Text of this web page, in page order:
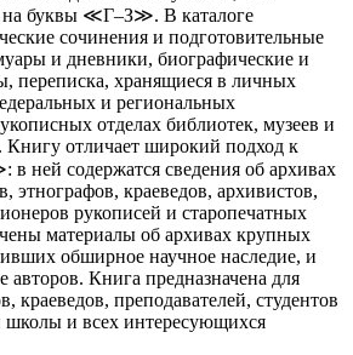
буквы ≪Г–З≫. В каталоге
сочинения и подготовительные
и дневники, биографические и
переписка, хранящиеся в личных
и региональных
отделах библиотек, музеев и
отличает широкий подход к
ней содержатся сведения об архивах
этнографов, краеведов, архивистов,
рукописей и старопечатных
материалы об архивах крупных
обширное научное наследие, и
авторов. Книга предназначена для
краеведов, преподавателей, студентов
и всех интересующихся